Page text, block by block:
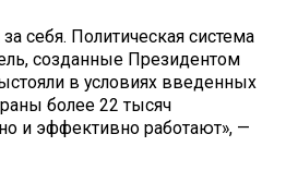
себя. Политическая система
созданные Президентом
в условиях введенных
более 22 тысяч
и эффективно работают», —